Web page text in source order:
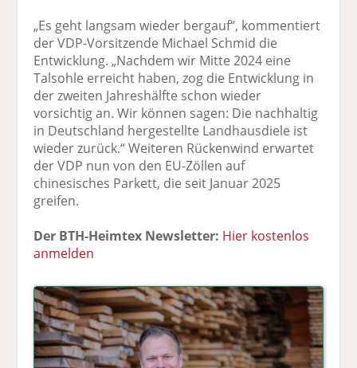
„Es geht langsam wieder bergauf“, kommentiert
der VDP-Vorsitzende Michael Schmid die
Entwicklung. „Nachdem wir Mitte 2024 eine
Talsohle erreicht haben, zog die Entwicklung in
der zweiten Jahreshälfte schon wieder
vorsichtig an. Wir können sagen: Die nachhaltig
in Deutschland hergestellte Landhausdiele ist
wieder zurück.“ Weiteren Rückenwind erwartet
der VDP nun von den EU-Zöllen auf
chinesisches Parkett, die seit Januar 2025
greifen.
Der BTH-Heimtex Newsletter: Hier kostenlos
anmelden